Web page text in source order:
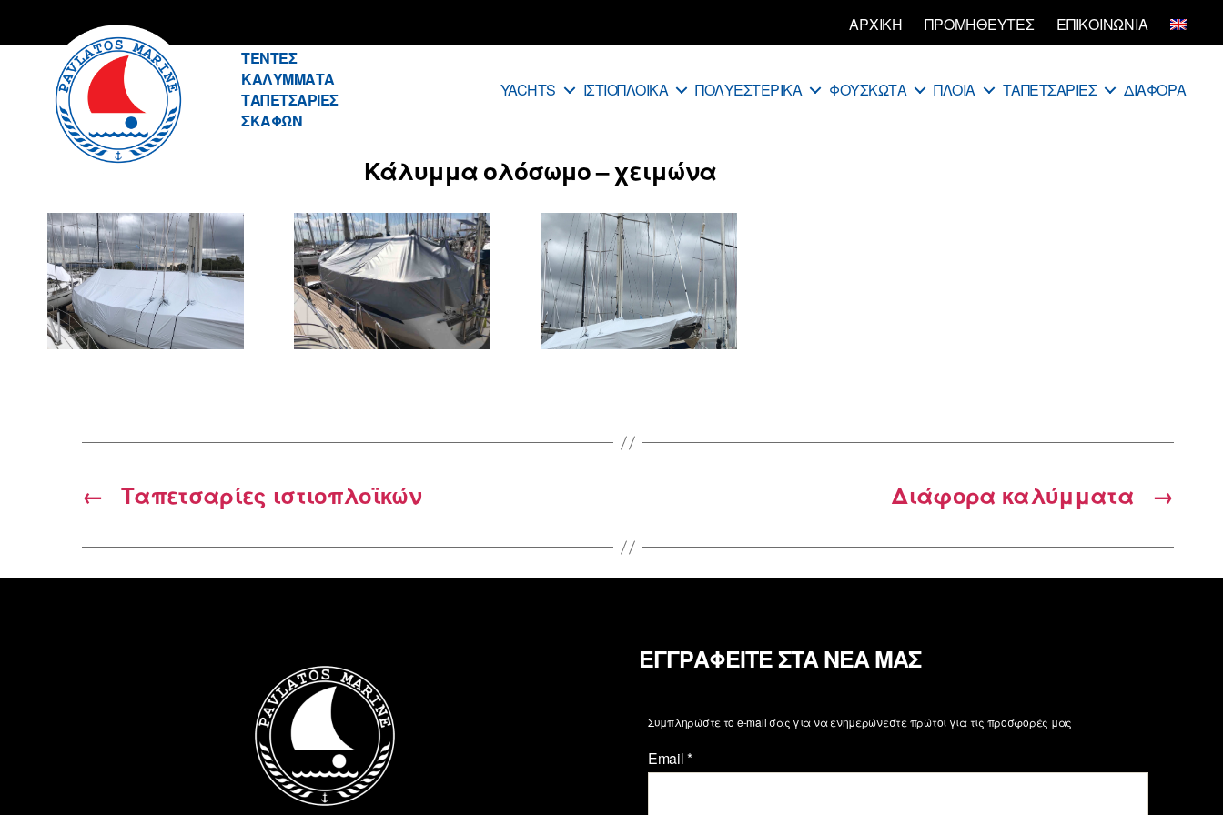
ΑΡΧΙΚΗ ΠΡΟΜΗΘΕΥΤΕΣ ΕΠΙΚΟΙΝΩΝΙΑ
Pavlatos
ΤΕΝΤΕΣ
ΚΑΛΥΜΜΑΤΑ
ΤΑΠΕΤΣΑΡΙΕΣ
ΣΚΑΦΩΝ
YACHTS ΙΣΤΙΟΠΛΟΙΚΑ ΠΟΛΥΕΣΤΕΡΙΚΑ ΦΟΥΣΚΩΤΑ ΠΛΟΙΑ ΤΑΠΕΤΣΑΡΙΕΣ ΔΙΑΦΟΡΑ
Κάλυμμα ολόσωμο – χειμώνα
← Ταπετσαρίες ιστιοπλοϊκών →
Διάφορα καλύμματα
ΕΓΓΡΑΦΕΙΤΕ ΣΤΑ ΝΕΑ ΜΑΣ
Συμπληρώστε το e-mail σας για να ενημερώνεστε πρώτοι για τις προσφορές μας
Email*